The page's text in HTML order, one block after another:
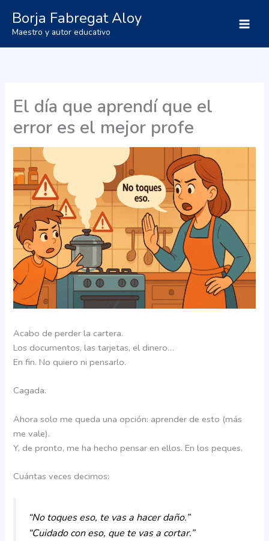
contenido
Borja Fabregat Aloy
Maestro y autor educativo
El día que aprendí que el
error es el mejor profe
Acabo de perder la cartera.
Los documentos, las tarjetas, el dinero…
En fin. No quiero ni pensarlo.
Cagada.
Ahora solo me queda una opción: aprender de esto (más
me vale).
Y, de pronto, me ha hecho pensar en ellos. En los peques.
Cuántas veces decimos:
“No toques eso, te vas a hacer daño.”
“Cuidado con eso, que te vas a cortar.”